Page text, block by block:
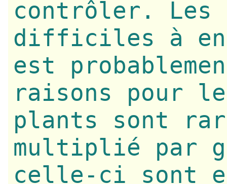
contrôler. Les
difficiles à
est
raisons pour
plants sont
multiplié par
celle-ci sont